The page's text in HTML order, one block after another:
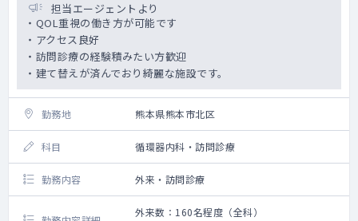
担当エージェントより
・QOL重視の働き方が可能です
・アクセス良好
・訪問診療の経験積みたい方歓迎
・建て替えが済んでおり綺麗な施設です。
勤務地 熊本県熊本市北区
科目 循環器内科・訪問診療
勤務内容 外来・訪問診療
外来数：160名程度（全科）